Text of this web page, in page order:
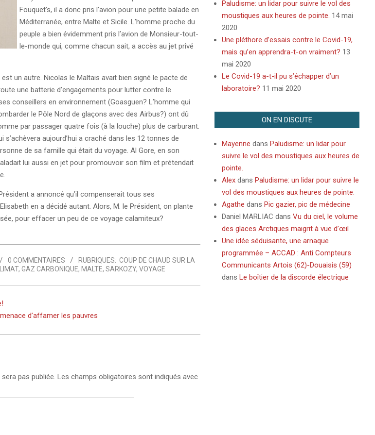
Fouquet’s, il a donc pris l’avion pour une petite balade en
Méditerranée, entre Malte et Sicile. L’homme proche du
peuple a bien évidemment pris l’avion de Monsieur-tout-
le-monde qui, comme chacun sait, a accès au jet privé
un autre. Nicolas le Maltais avait bien signé le pacte de
une batterie d’engagements pour lutter contre le
conseillers en environnement (Goasguen? L’homme qui
le Pôle Nord de glaçons avec des Airbus?) ont dû
par passager quatre fois (à la louche) plus de carburant.
s’achèvera aujourd’hui a craché dans les 12 tonnes de
de sa famille qui était du voyage. Al Gore, en son
lui aussi en jet pour promouvoir son film et prétendait
a annoncé qu’il compenserait tous ses
en a décidé autant. Alors, M. le Président, on plante
pour effacer un peu de ce voyage calamiteux?
0 COMMENTAIRES RUBRIQUES: COUP DE CHAUD SUR LA
, GAZ CARBONIQUE, MALTE, SARKOZY, VOYAGE
d’affamer les pauvres
pas publiée. Les champs obligatoires sont indiqués avec
Paludisme: un lidar pour suivre le vol des
moustiques aux heures de pointe. 14 mai
2020
Une pléthore d’essais contre le Covid-19,
mais qu’en apprendra-t-on vraiment? 13
mai 2020
Le Covid-19 a-t-il pu s’échapper d’un
laboratoire? 11 mai 2020
ON EN DISCUTE
Mayenne dans Paludisme: un lidar pour
suivre le vol des moustiques aux heures de
pointe.
Alexdans Paludisme: un lidar pour suivre le
vol des moustiques aux heures de pointe.
Agathe dans Pic gazier, pic de médecine
Daniel MARLIAC dans Vu du ciel, le volume
des glaces Arctiques maigrit à vue d’œil
Une idée séduisante, une arnaque
programmée – ACCAD : Anti Compteurs
Communicants Artois (62)-Douaisis (59)
dans Le boîtier de la discorde électrique